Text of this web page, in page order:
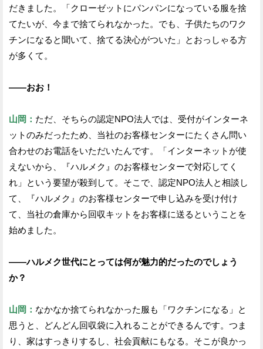
だきました。「クローゼットにパンパンになっている服を捨
てたいが、今まで捨てられなかった。でも、子供たちのワク
チンになると聞いて、捨てる決心がついた」とおっしゃる方
が多くて。
——おお！
山岡： ただ、そちらの認定NPO法人では、受付がインターネ
ットのみだったため、当社のお客様センターにたくさん問い
合わせのお電話をいただいたんです。「インターネットが使
えないから、『ハルメク』のお客様センターで対応してく
れ」という要望が殺到して。そこで、認定NPO法人と相談し
て、『ハルメク』のお客様センターで申し込みを受け付け
て、当社の倉庫から回収キットをお客様に送るということを
始めました。
——ハルメク世代にとっては何が魅力的だったのでしょう
か？
山岡： なかなか捨てられなかった服も「ワクチンになる」と
思うと、どんどん回収袋に入れることができるんです。つま
り、家はすっきりするし、社会貢献にもなる。そこが良かっ